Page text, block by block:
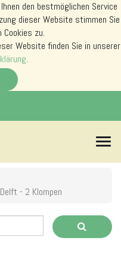
den bestmöglichen Service
dieser Website stimmen Sie
Cookies zu.
Website finden Sie in unserer
.
N
v
- 2 Klompen